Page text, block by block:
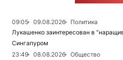
09:05 09.08.2026
Политика
Лукашенко заинтересован в
Сингапуром
23:49
08.08.2026
Общество